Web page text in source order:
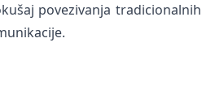
povezivanja tradicionalnih